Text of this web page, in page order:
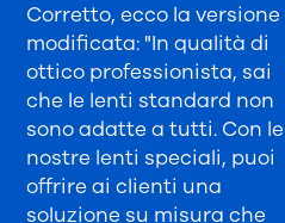
Corretto, ecco la versione
modificata: "In qualità di
ottico professionista, sai
che le lenti standard non
sono adatte a tutti. Con le
nostre lenti speciali, puoi
offrire ai clienti una
soluzione su misura che